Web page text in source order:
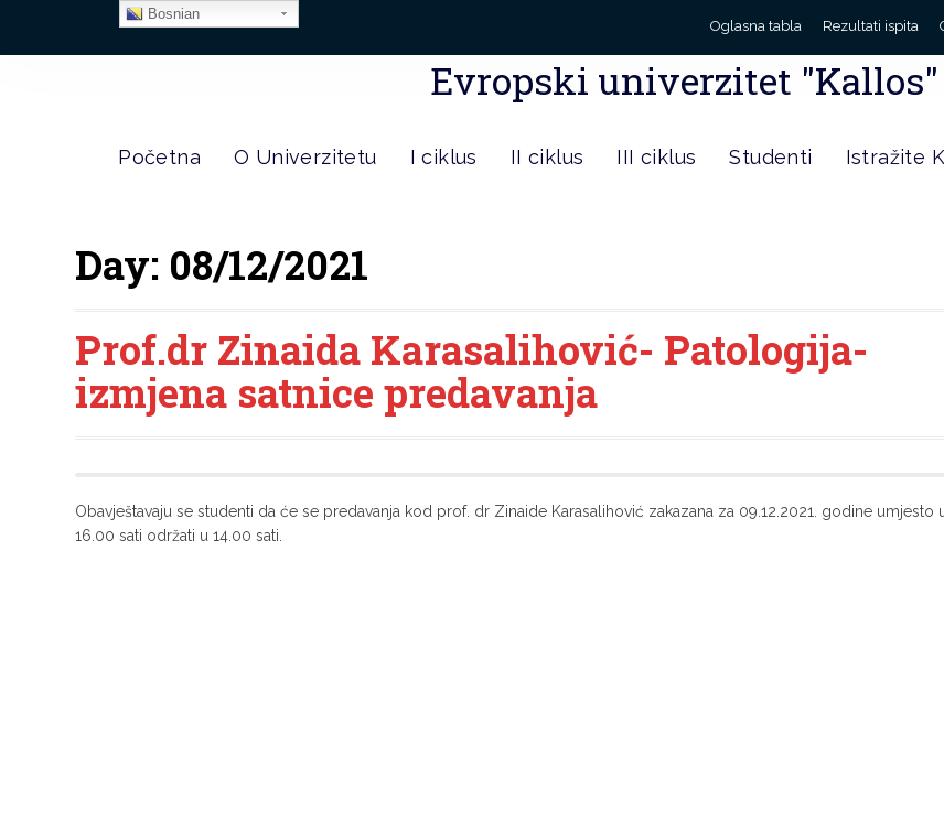
Oglasna tabla Rezultati ispita
Evropski univerzitet "Kallos"
Početna O Univerzitetu I ciklus II ciklus III ciklus Studenti Istražite
Day: 08/12/2021
Prof.dr Zinaida Karasalihović- Patologija-
izmjena satnice predavanja
Obavještavaju se studenti da će se predavanja kod prof. dr Zinaide Karasalihović zakazana za 09.12.2021. godine umjesto
16.00 sati održati u 14.00 sati.
Bosnian